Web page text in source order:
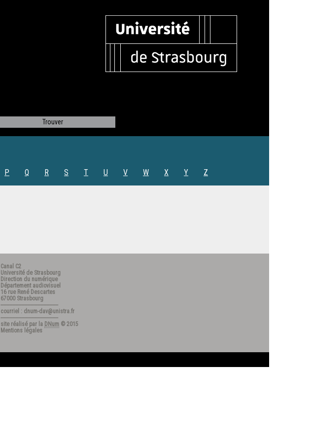
P Q R S T U V W X Y Z
Canal C2
Université de Strasbourg
Direction du numérique
Département audiovisuel
16 rue René Descartes
67000 Strasbourg
---------------------------------------
courriel : dnum-dav@unistra.fr
---------------------------------------
site réalisé par la DNum © 2015
Mentions légales